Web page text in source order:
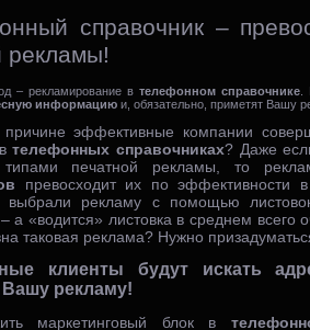
справочник –
– рекламирование в телефонном справочнике
информацию и, обязательно, приметят Вашу
эффективные компании
телефонных справочниках? Даже
типами печатной рекламы, то
превосходит их по эффективности
рекламу с помощью
а «водится» листовка в среднем всего
таковая реклама? Нужно
клиенты будут искать
рекламу!
маркетинговый блок в